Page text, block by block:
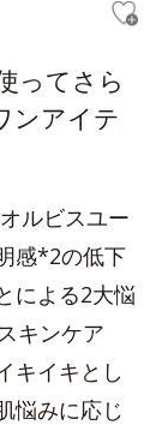
ってさら
ンアイテ
ルビスユー
感*2の低下
による2大悩
キンケア
キイキとし
悩みに応じ